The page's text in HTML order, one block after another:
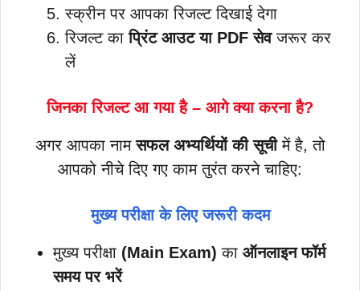
स्क्रीन पर आपका रिजल्ट दिखाई देगा
रिजल्ट काप्रिंट आउट या PDF सेवजरूर कर
लें
जिनका रिजल्ट आ गया है – आगे क्या करना है?
अगर आपका नामसफल अभ्यर्थियों की सूचीमें है, तो
आपको नीचे दिए गए काम तुरंत करने चाहिए:
मुख्य परीक्षा के लिए जरूरी कदम
मुख्य परीक्षा (Main Exam)का ऑनलाइन फॉर्म
समय पर भरें